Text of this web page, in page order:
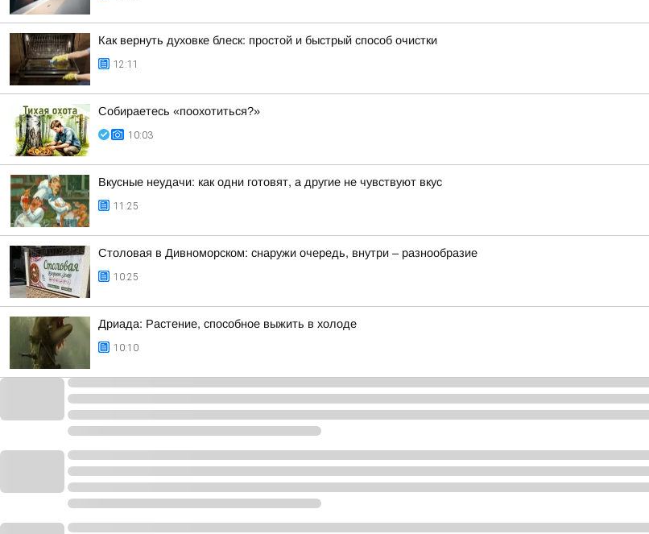
Как вернуть духовке блеск: простой и быстрый способ очистки
12:11
Собираетесь «поохотиться?»
10:03
Вкусные неудачи: как одни готовят, а другие не чувствуют вкус
11:25
Столовая в Дивноморском: снаружи очередь, внутри – разнообразие
10:25
Дриада: Растение, способное выжить в холоде
10:10